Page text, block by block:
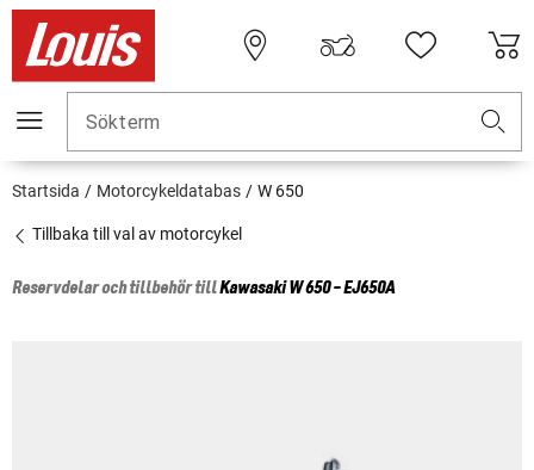
Sökterm
Startsida Motorcykeldatabas W 650
Tillbaka till val av motorcykel
Reservdelar och tillbehör tillKawasakiW 650 - EJ650A